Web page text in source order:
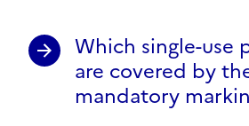
Which single-use
are covered by
mandatory